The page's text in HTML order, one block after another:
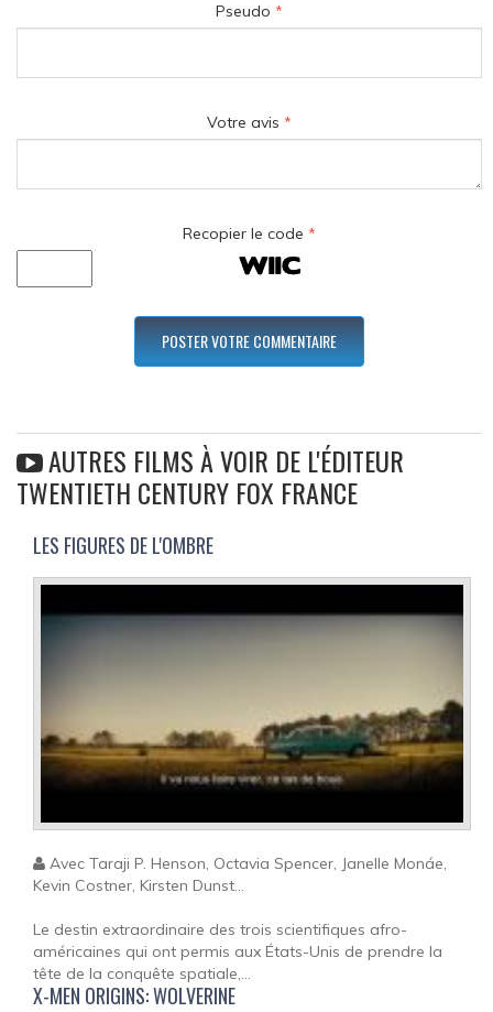
Pseudo *
Votre avis *
Recopier le code *
AUTRES FILMS À VOIR DE L'ÉDITEUR
TWENTIETH CENTURY FOX FRANCE
LES FIGURES DE L'OMBRE
Avec Taraji P. Henson, Octavia Spencer, Janelle Monáe,
Kevin Costner, Kirsten Dunst...
Le destin extraordinaire des trois scientifiques afro-
américaines qui ont permis aux États-Unis de prendre la
tête de la conquête spatiale,...
X-MEN ORIGINS: WOLVERINE